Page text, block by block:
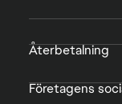
Återbetalning
Företagens